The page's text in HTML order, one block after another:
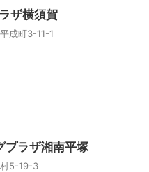
ザ横須賀
成町3-11-1
ラザ湘南平塚
5-19-3